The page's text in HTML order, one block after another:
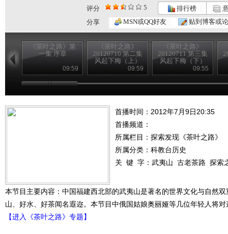
评分 5 排行榜
分享
MSN或QQ好友 贴到博客或
《茶叶之路》第
一集 序章
09:59
《茶叶之路》
20120710 第二集
风起下梅（上）
09:59
《茶叶之路》
20120711 第三集
风起下梅（下）
09:55
首播时间：2012年7月9日20:35
首播频道：
所属栏目： 探索发现《茶叶之路》
所属分类：科教台历史
关 键 字： 武夷山 古老茶路 探索
本节目主要内容：中国福建西北部的武夷山是著名的世界文化与自然
山、好水、好茶闻名遐迩。本节目中俄国姑娘奥丽娅等几位年轻人将
【进入《茶叶之路》专题】